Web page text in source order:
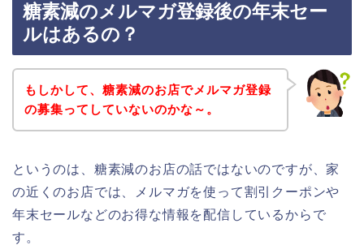
糖素減のメルマガ登録後の年末セー
ルはあるの？
もしかして、糖素減のお店でメルマガ登録
の募集ってしていないのかな～。
というのは、糖素減のお店の話ではないのですが、家
の近くのお店では、メルマガを使って割引クーポンや
年末セールなどのお得な情報を配信しているからで
す。